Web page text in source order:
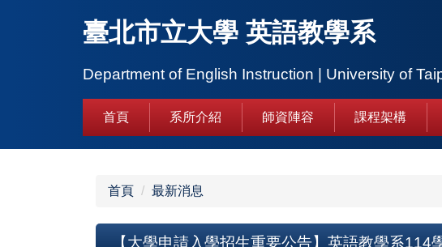
臺北市立大學 英語教學系
Department of English Instruction | University of
首頁 系所介紹 師資陣容 課程架構
首頁 最新消息
【大學申請入學招生重要公告】英語教學系